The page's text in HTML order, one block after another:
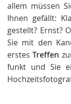
allem müssen
Ihnen gefällt:
gestellt? Ernst?
Sie mit den
erstesTreffen
funkt und Sie